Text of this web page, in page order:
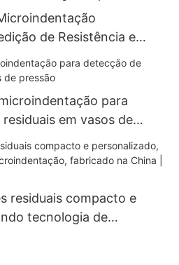
de Resistência e
para
em vasos de
residuais compacto e
tecnologia de